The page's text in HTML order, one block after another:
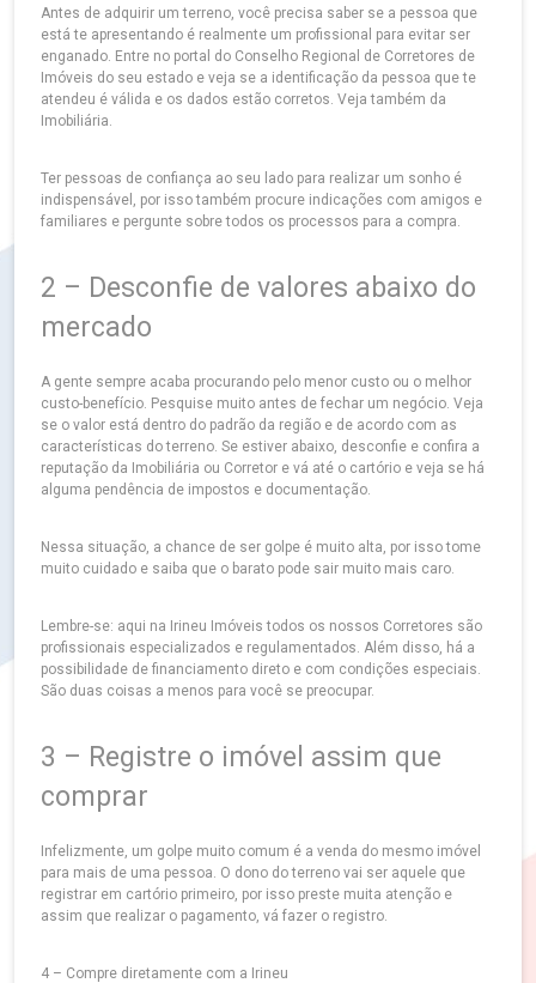
Antes de adquirir um terreno, você precisa saber se a pessoa que
está te apresentando é realmente um profissional para evitar ser
enganado. Entre no portal do Conselho Regional de Corretores de
Imóveis do seu estado e veja se a identificação da pessoa que te
atendeu é válida e os dados estão corretos. Veja também da
Imobiliária.
Ter pessoas de confiança ao seu lado para realizar um sonho é
indispensável, por isso também procure indicações com amigos e
familiares e pergunte sobre todos os processos para a compra.
2 – Desconfie de valores abaixo do
mercado
A gente sempre acaba procurando pelo menor custo ou o melhor
custo-benefício. Pesquise muito antes de fechar um negócio. Veja
se o valor está dentro do padrão da região e de acordo com as
características do terreno. Se estiver abaixo, desconfie e confira a
reputação da Imobiliária ou Corretor e vá até o cartório e veja se há
alguma pendência de impostos e documentação.
Nessa situação, a chance de ser golpe é muito alta, por isso tome
muito cuidado e saiba que o barato pode sair muito mais caro.
Lembre-se: aqui na Irineu Imóveis todos os nossos Corretores são
profissionais especializados e regulamentados. Além disso, há a
possibilidade de financiamento direto e com condições especiais.
São duas coisas a menos para você se preocupar.
3 – Registre o imóvel assim que
comprar
Infelizmente, um golpe muito comum é a venda do mesmo imóvel
para mais de uma pessoa. O dono do terreno vai ser aquele que
registrar em cartório primeiro, por isso preste muita atenção e
assim que realizar o pagamento, vá fazer o registro.
4 – Compre diretamente com a Irineu